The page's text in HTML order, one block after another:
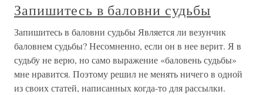
Запишитесь в баловни судьбы
Запишитесь в баловни судьбы Является ли везунчик
баловнем судьбы? Несомненно, если он в нее верит. Я в
судьбу не верю, но само выражение «баловень судьбы»
мне нравится. Поэтому решил не менять ничего в одной
из своих статей, написанных когда-то для рассылки.